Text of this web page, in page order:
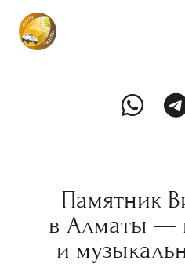
Памятник
в Алматы —
и